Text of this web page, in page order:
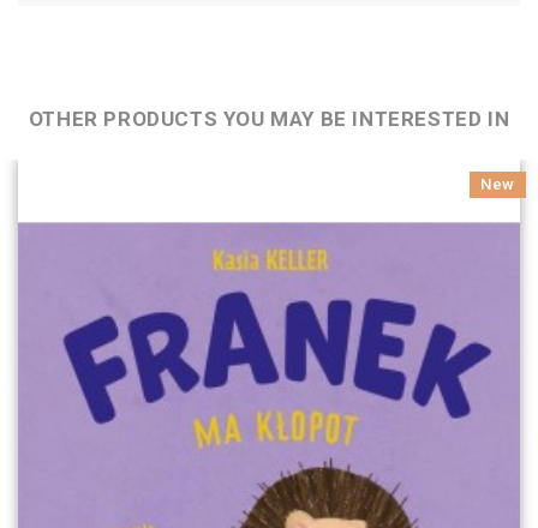
OTHER PRODUCTS YOU MAY BE INTERESTED IN
New